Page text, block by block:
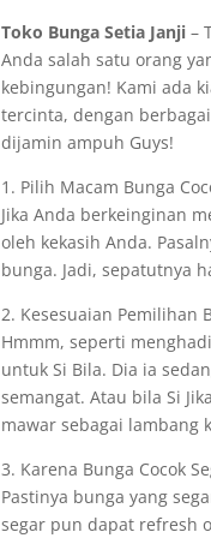
Toko Bunga Setia Janji –
Anda salah satu orang
kebingungan! Kami ada
tercinta, dengan
dijamin ampuh Guys!
1. Pilih Macam Bunga
Jika Anda berkeinginan
oleh kekasih Anda.
bunga. Jadi, sepatutnya
2. Kesesuaian Pemilihan
Hmmm, seperti
untuk Si Bila. Dia ia
semangat. Atau bila Si
mawar sebagai lambang
3. Karena Bunga Cocok
Pastinya bunga yang
segar pun dapat refresh